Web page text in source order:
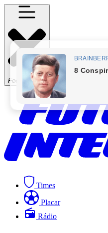
Fechar Menu
Times
Placar
Rádio